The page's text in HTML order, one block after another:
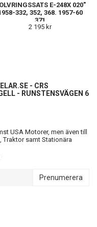
E-248X 020"
332, 352, 368. 1957-60
371
2 195 kr
- CRS
- RUNSTENSVÄGEN 6
USA Motorer, men även till
Traktor samt Stationära
Prenumerera